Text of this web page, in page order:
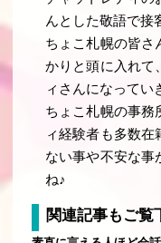
んとした敬語で接
ちょこ札幌の皆さ
かりと頭に入れて
ィさんになって
ちょこ札幌の事務
ィ経験者も多数在
ない事や不安な事
ね♪
関連記事もご覧